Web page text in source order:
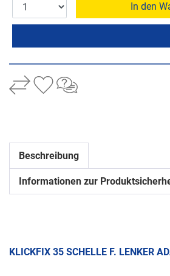
In den
Beschreibung
Informationen zur
KLICKFIX 35 SCHELLE F. LENKER